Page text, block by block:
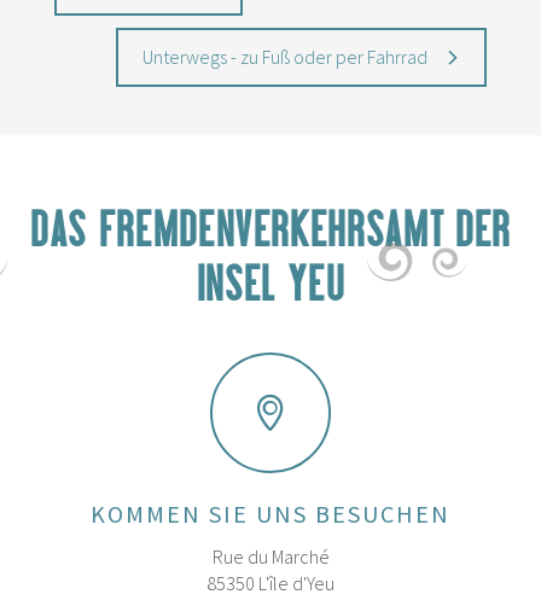
Unterwegs - zu Fuß oder per Fahrrad
DAS FREMDENVERKEHRSAMT DER
INSEL YEU
KOMMEN SIE UNS BESUCHEN
Rue du Marché
85350 L'île d'Yeu